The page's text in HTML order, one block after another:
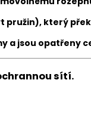
který
a jsou opatřeny
sítí.